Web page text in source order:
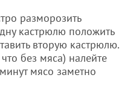
разморозить
кастрюлю положить
вторую кастрюлю.
без мяса) налейте
мясо заметно